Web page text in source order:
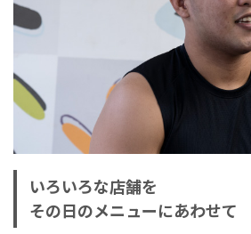
いろいろな店舗を
その日のメニューにあわせて